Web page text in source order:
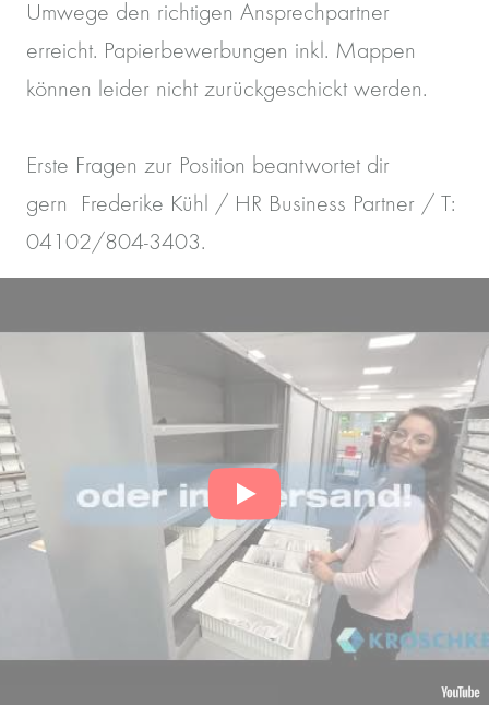
Umwege den richtigen Ansprechpartner
erreicht. Papierbewerbungen inkl. Mappen
können leider nicht zurückgeschickt werden.
Erste Fragen zur Position beantwortet dir
gern Frederike Kühl / HR Business Partner / T:
04102/804-3403.